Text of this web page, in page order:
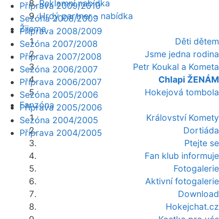
Reklamní nabídka
Hrdý partner - nabídka
Žijeme
Děti dětem
Jsme jedna rodina
Petr Koukal a Kometa
Chlapi ŽENÁM
Hokejová tombola
Fanzóna
Království Komety
Dortiáda
Ptejte se
Fan klub informuje
Fotogalerie
Aktivní fotogalerie
Download
Hokejchat.cz
Příprava 2009/2010
Sezóna 2008/2009
Příprava 2008/2009
Sezóna 2007/2008
Příprava 2007/2008
Sezóna 2006/2007
Příprava 2006/2007
Sezóna 2005/2006
Příprava 2005/2006
Sezóna 2004/2005
Příprava 2004/2005